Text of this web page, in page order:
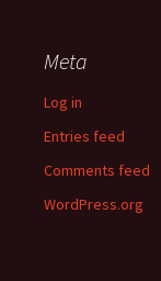
Meta
Log in
Entries feed
Comments feed
WordPress.org